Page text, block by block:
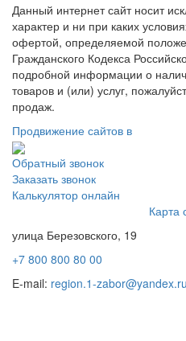
Данный интернет сайт носит
характер и ни при каких
офертой, определяемой
Гражданского Кодекса
подробной информации о
товаров и (или) услуг,
продаж.
Продвижение сайтов в
Обратный звонок
Заказать звонок
Калькулятор онлайн
Карта
улица Березовского, 19
+7 800 800 80 00
E-mail: region.1-zabor@yandex.ru